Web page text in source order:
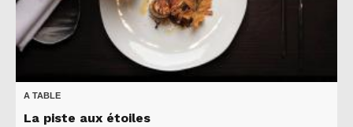
A TABLE
La piste aux étoiles